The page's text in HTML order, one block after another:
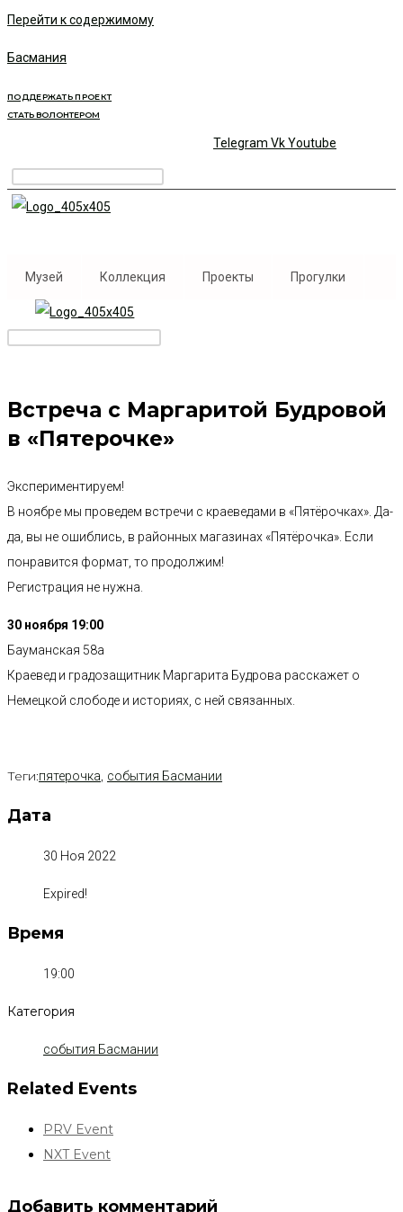
Перейти к содержимому
Басмания
ПОДДЕРЖАТЬ ПРОЕКТ
СТАТЬ ВОЛОНТЕРОМ
Telegram VkYoutube
Музей Коллекция Проекты Прогулки
Встреча с Маргаритой Будровой
в «Пятерочке»
Экспериментируем!
В ноябре мы проведем встречи с краеведами в «Пятёрочках». Да-
да, вы не ошиблись, в районных магазинах «Пятёрочка». Если
понравится формат, то продолжим!
Регистрация не нужна.
30 ноября 19:00
Бауманская 58а
Краевед и градозащитник Маргарита Будрова расскажет о
Немецкой слободе и историях, с ней связанных.
Теги:пятерочка, события Басмании
Дата
30 Ноя 2022
Expired!
Время
19:00
Категория
события Басмании
Related Events
PRV Event
NXT Event
Добавить комментарий